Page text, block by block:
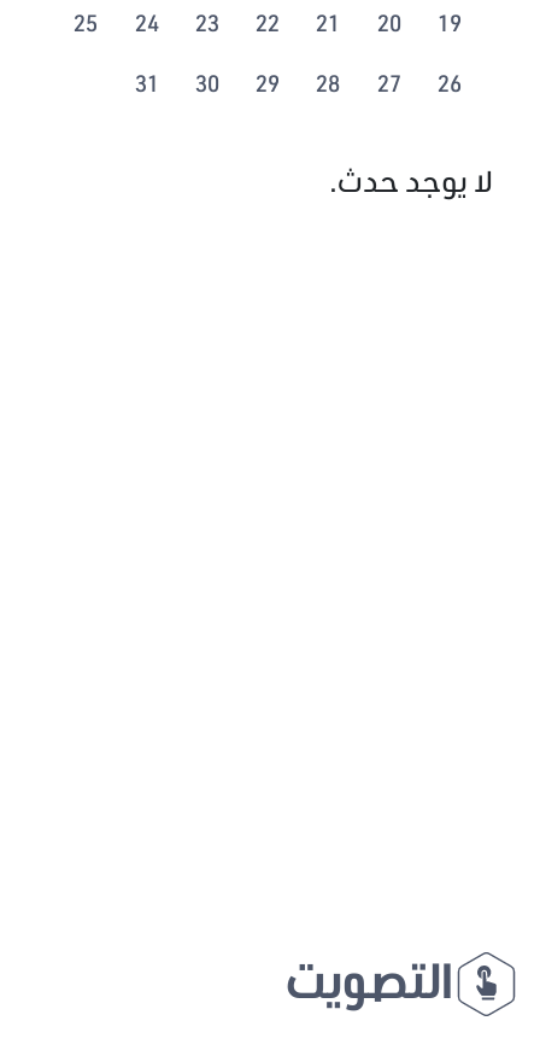
19
20
21
22
23
24
25
26
27
28
29
30
31
لا يوجد حدث.
التصويت